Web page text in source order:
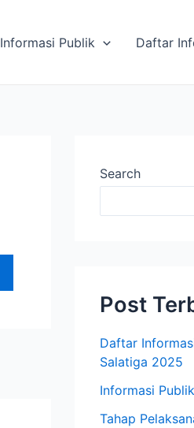
Informasi Publik Daftar
Search
Post
Daftar
Salatiga 2025
Informasi
Tahap